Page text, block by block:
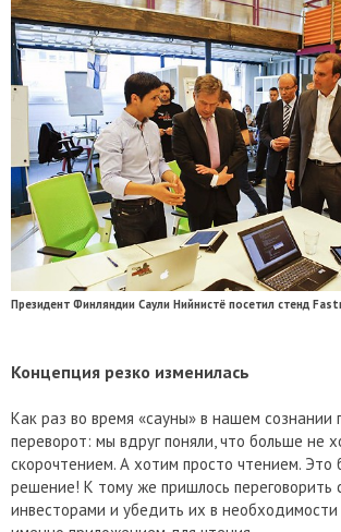
Президент Финляндии Саули Нийнистё посетил стенд
Концепция резко изменилась
Как раз во время «сауны» в нашем сознании
переворот: мы вдруг поняли, что больше не
скорочтением. А хотим просто чтением. Это
решение! К тому же пришлось переговорить
инвесторами и убедить их в необходимости